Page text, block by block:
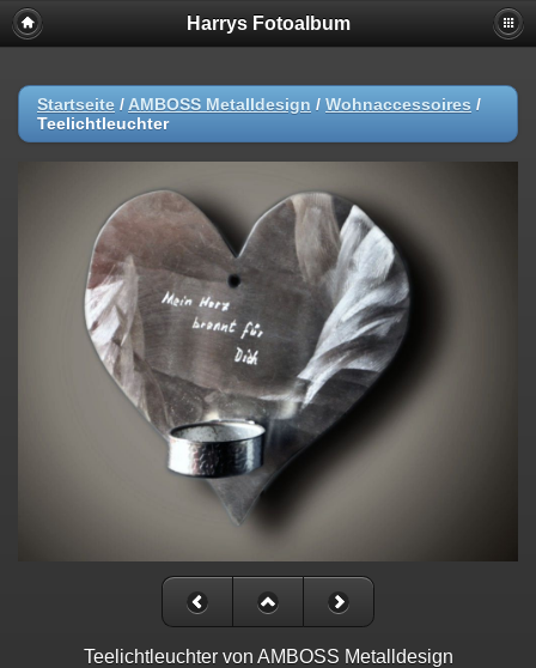
Harrys Fotoalbum
Startseite / AMBOSS Metalldesign / Wohnaccessoires /
Teelichtleuchter
Teelichtleuchter von AMBOSS Metalldesign